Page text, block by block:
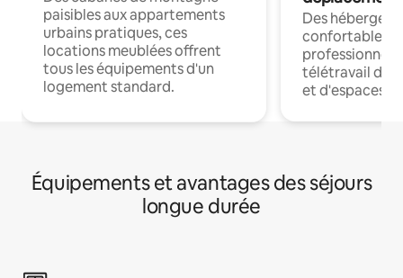
paisibles aux appartements
urbains pratiques, ces
locations meublées offrent
tous les équipements d'un
logement standard.
Des
confortables
professionnels
télétravail
et d'espaces
Équipements et avantages des séjours
longue durée